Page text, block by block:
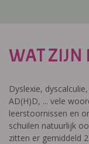
WAT ZIJN
Dyslexie,
AD(H)D, ... vele
leerstoornissen en
schuilen natuurlijk
zitten er gemiddeld